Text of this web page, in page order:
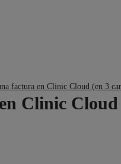
factura en Clinic Cloud (en 3
Clinic Cloud